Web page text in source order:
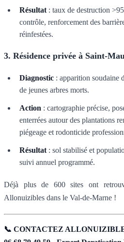
Résultat : taux de destruction
contrôle, renforcement des
réinfestées.
3. Résidence privée à Saint-
Diagnostic : apparition soudaine
de jeunes arbres morts.
Action : cartographie précise,
enterrées autour des plantations
piégeage et rodonticide
Résultat : sol stabilisé et
suivi annuel programmé.
Déjà plus de 600 sites ont
Allonuizibles dans le Val-de-Marne !
📞 CONTACTEZ